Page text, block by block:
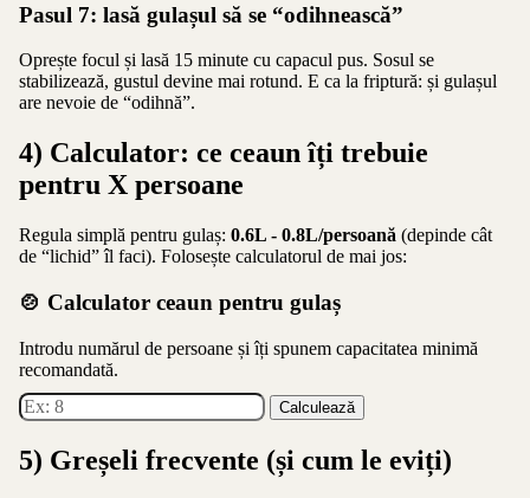
Pasul 7: lasă gulașul să se “odihnească”
Oprește focul și lasă 15 minute cu capacul pus. Sosul se
stabilizează, gustul devine mai rotund. E ca la friptură: și gulașul
are nevoie de “odihnă”.
4) Calculator: ce ceaun îți trebuie
pentru X persoane
Regula simplă pentru gulaș: 0.6L - 0.8L/persoană (depinde cât
de “lichid” îl faci). Folosește calculatorul de mai jos:
🍲 Calculator ceaun pentru gulaș
Introdu numărul de persoane și îți spunem capacitatea minimă
recomandată.
Calculează
5) Greșeli frecvente (și cum le eviți)